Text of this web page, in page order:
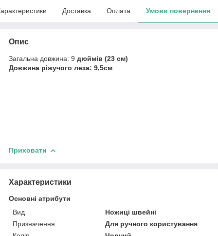
Доставка Оплата Умови повернення
Опис
Загальна довжина: 9 дюймів (23 см)
Довжина ріжучого леза: 9,5см
Приховати
Характеристики
Основні атрибути
Вид
Ножиці швейні
Призначення
Для ручного користування